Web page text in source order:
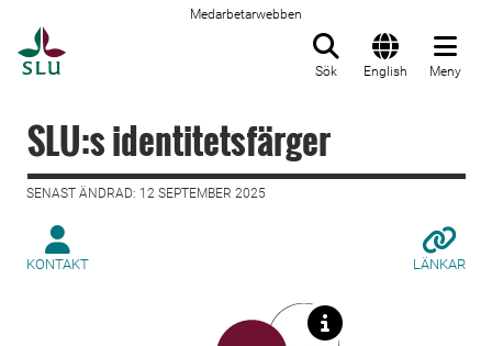
Medarbetarwebben
Sök English Meny
SLU:s identitetsfärger
SENAST ÄNDRAD: 12 SEPTEMBER 2025
KONTAKT LÄNKAR